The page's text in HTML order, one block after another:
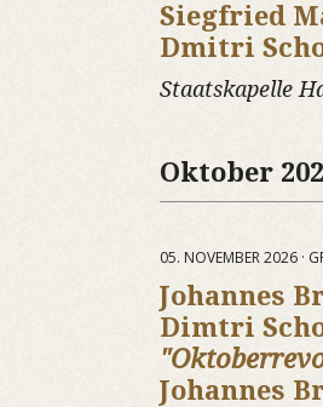
Siegfried
Dmitri
Staatskapelle
Oktober
05. NOVEMBER 2026 ·
Johannes
Dimtri
Johannes